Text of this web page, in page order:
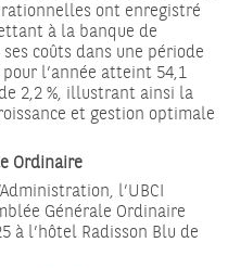
ont enregistré
à la banque de
coûts dans une période
l’année atteint 54,1
2,2 %, illustrant ainsi la
et gestion optimale
Ordinaire
l’UBCI
Générale Ordinaire
à l’hôtel Radisson Blu de